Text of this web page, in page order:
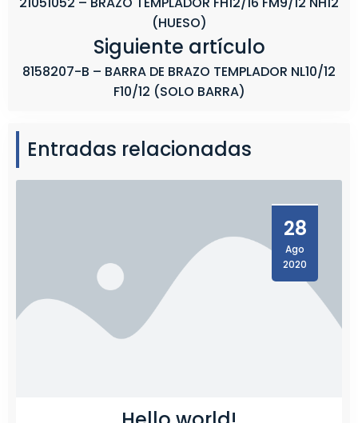
(HUESO)
Siguiente artículo
8158207-B – BARRA DE BRAZO TEMPLADOR NL10/12
F10/12 (SOLO BARRA)
Entradas relacionadas
28
Ago
2020